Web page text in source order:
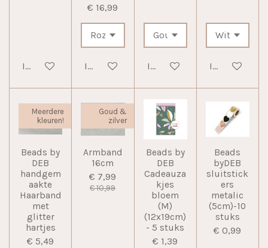
In winkelwagen
€ 16,99
In winkelwagenIn winkelwagenIn
Meerdere
kleuren!
Beads by
DEB
handgem
aakte
Haarband
met
glitter
hartjes
€ 5,49
Goud &
zilver
Armband
16cm
€ 7,99
€ 10,99
Beads by
DEB
Cadeauza
kjes
bloem
(M)
(12x19cm)
- 5 stuks
€ 1,39
Beads
byDEB
sluitstick
ers
metalic
(5cm)-10
stuks
€ 0,99